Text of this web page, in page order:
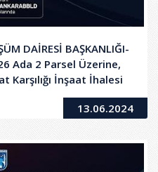
DAİRESİ BAŞKANLIĞI-
Ada 2 Parsel Üzerine,
Karşılığı İnşaat İhalesi
13.06.2024